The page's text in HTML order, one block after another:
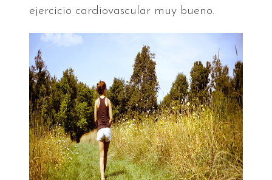
ejercicio cardiovascular muy bueno.